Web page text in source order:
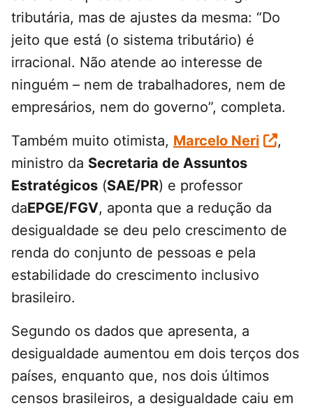
tributária, mas de ajustes da mesma: “Do
jeito que está (o sistema tributário) é
irracional. Não atende ao interesse de
ninguém – nem de trabalhadores, nem de
empresários, nem do governo”, completa.
Também muito otimista, Marcelo Neri
,
ministro da Secretaria de Assuntos
Estratégicos (SAE/PR) e professor
daEPGE/FGV, aponta que a redução da
desigualdade se deu pelo crescimento de
renda do conjunto de pessoas e pela
estabilidade do crescimento inclusivo
brasileiro.
Segundo os dados que apresenta, a
desigualdade aumentou em dois terços dos
países, enquanto que, nos dois últimos
censos brasileiros, a desigualdade caiu em